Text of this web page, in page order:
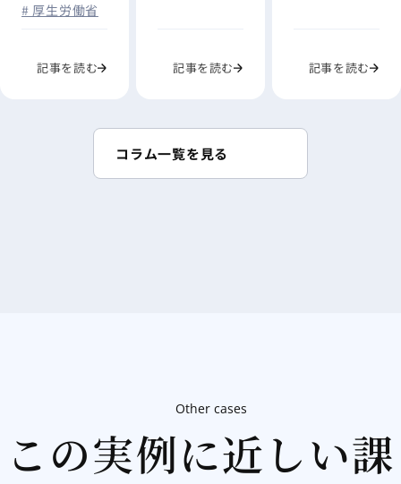
# 厚生労働省
記事を読む 記事を読む 記事を読む
コラム一覧を見る
Other cases
この実例に近しい課